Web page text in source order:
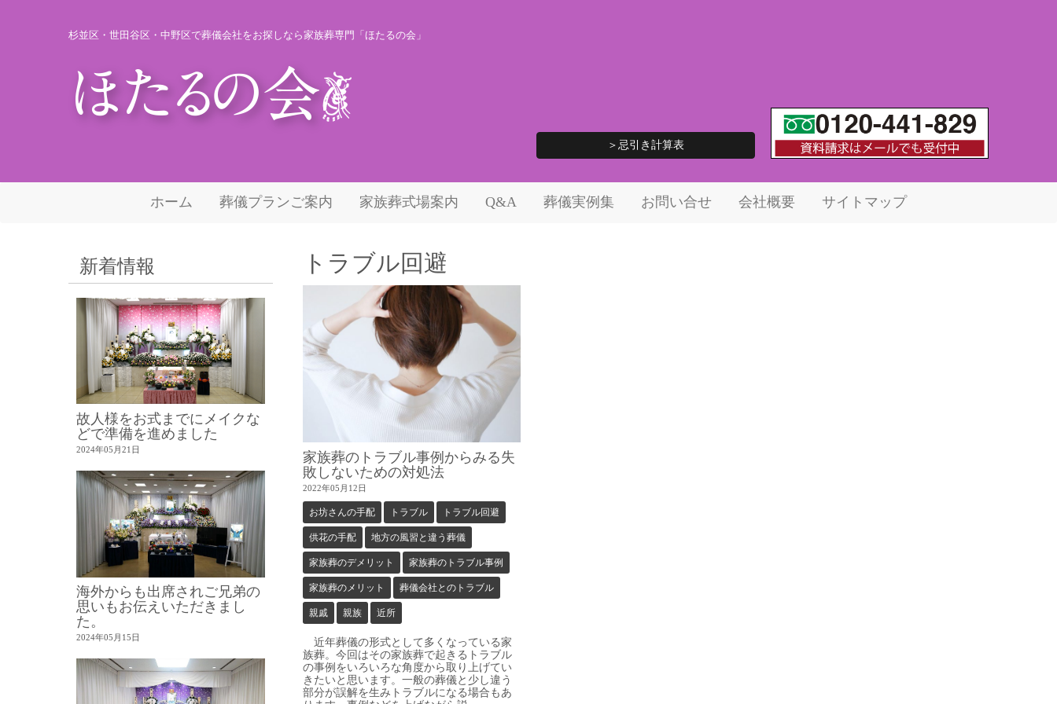
杉並区・世田谷区・中野区で葬儀会社をお探しなら家族葬専門「ほたるの会」
＞忌引き計算表
ホーム 葬儀プランご案内 家族葬式場案内 Q&A 葬儀実例集 お問い合せ 会社概要 サイトマップ
トラブル回避
家族葬のトラブル事例からみる失
敗しないための対処法
2022年05月12日
お坊さんの手配 トラブル トラブル回避
供花の手配 地方の風習と違う葬儀
家族葬のデメリット 家族葬のトラブル事例
家族葬のメリット 葬儀会社とのトラブル
親戚 親族 近所
近年葬儀の形式として多くなっている家
族葬。今回はその家族葬で起きるトラブル
の事例をいろいろな角度から取り上げてい
きたいと思います。一般の葬儀と少し違う
部分が誤解を生みトラブルになる場合もあ
新着情報
故人様をお式までにメイクな
どで準備を進めました
2024年05月21日
海外からも出席されご兄弟の
思いもお伝えいただきまし
た。
2024年05月15日